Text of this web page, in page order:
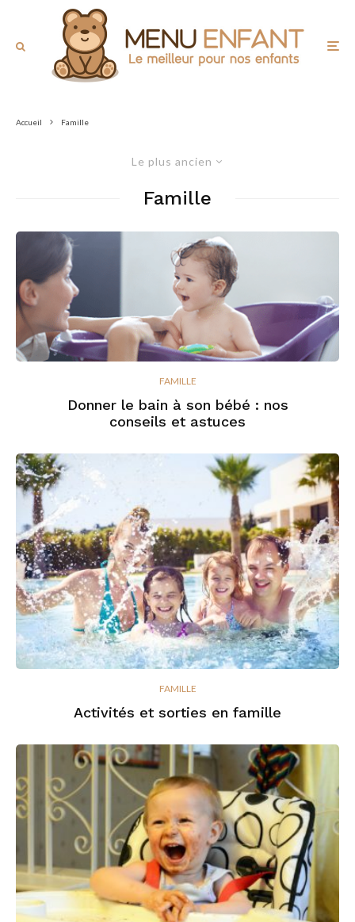
Accueil Famille
Le plus ancien
Famille
FAMILLE
Donner le bain à son bébé : nos
conseils et astuces
FAMILLE
Activités et sorties en famille